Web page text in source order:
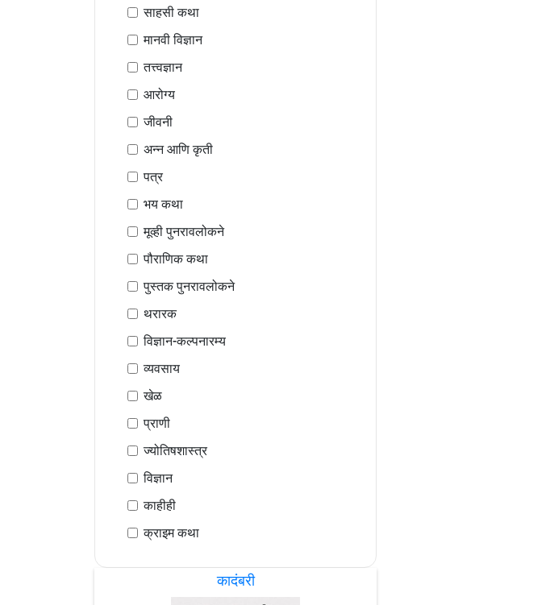
साहसी कथा
मानवी विज्ञान
तत्त्वज्ञान
आरोग्य
जीवनी
अन्न आणि कृती
पत्र
भय कथा
मूव्ही पुनरावलोकने
पौराणिक कथा
पुस्तक पुनरावलोकने
थरारक
विज्ञान-कल्पनारम्य
व्यवसाय
खेळ
प्राणी
ज्योतिषशास्त्र
विज्ञान
काहीही
क्राइम कथा
कादंबरी